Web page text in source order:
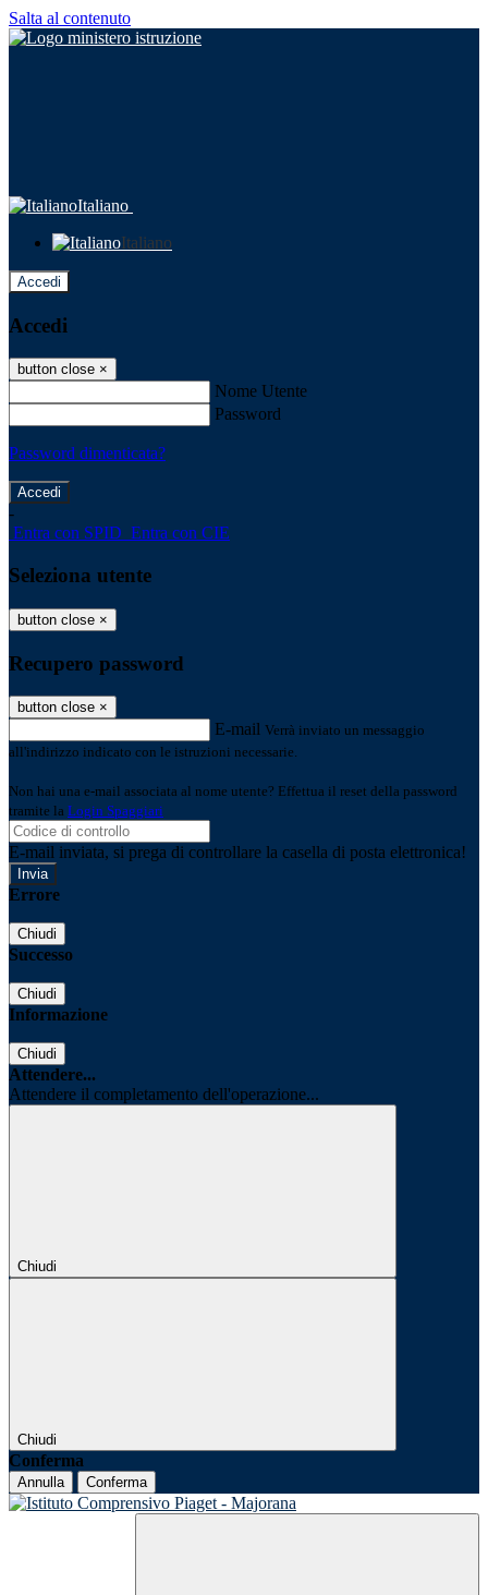
Salta al contenuto
Italiano
Italiano
Accedi
Accedi
button close ×
Nome Utente
Password
Password dimenticata?
-
Entra con SPID Entra con CIE
Seleziona utente
button close ×
Recupero password
button close ×
E-mail Verrà inviato un messaggio
all'indirizzo indicato con le istruzioni necessarie.
Non hai una e-mail associata al nome utente? Effettua il reset della password
tramite la Login Spaggiari
E-mail inviata, si prega di controllare la casella di posta elettronica!
Errore
Chiudi
Successo
Chiudi
Informazione
Chiudi
Attendere...
Attendere il completamento dell'operazione...
Chiudi
Chiudi
Conferma
Annulla Conferma